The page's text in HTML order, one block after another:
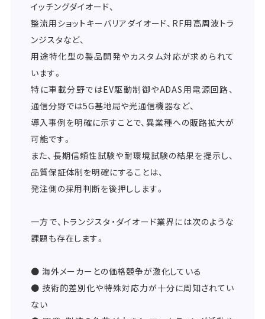
イッチングダイオード、
整流用ショットキーバリアダイオード、RF用高周波トラ
ンジスタなど、
用途特化型の製品開発やカスタム対応が求められて
います。
特に車載分野ではEV駆動制御やADAS用電源回路、
通信分野では5G基地局や光通信機器など、
導入事例を明確に示すことで、異業種への販路拡大が
可能です。
また、長期信頼性試験や耐環境試験の結果を提示し、
品質保証体制を明確にすることは、
発注側の採用判断を後押しします。
一方で、トランジスタ・ダイオード業界には次のような
課題も存在します。
● 海外メーカーとの価格競争が激化している
● 技術的差別化や特殊対応力が十分に周知されてい
ない